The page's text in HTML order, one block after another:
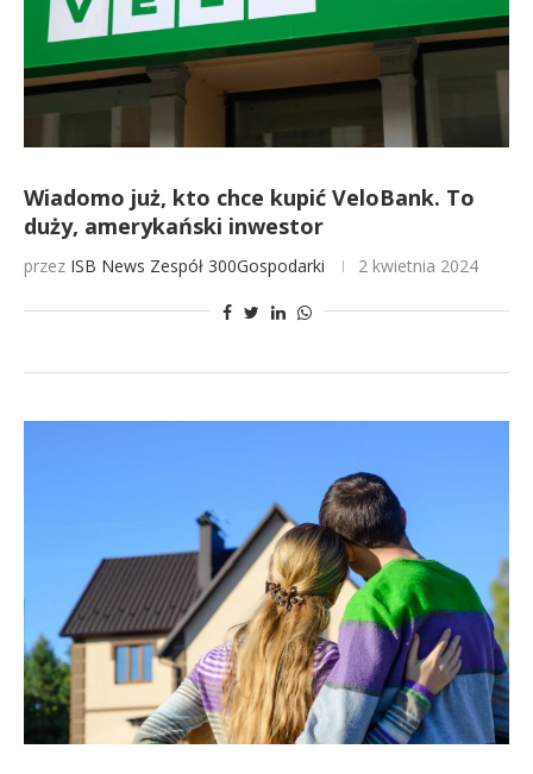
Wiadomo już, kto chce kupić VeloBank. To
duży, amerykański inwestor
przez ISB News Zespół 300Gospodarki 2 kwietnia 2024